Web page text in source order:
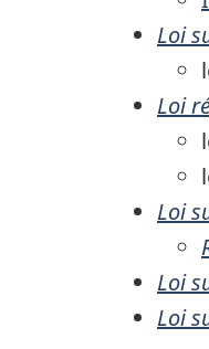
Loi
Loi
Loi
Loi
Loi